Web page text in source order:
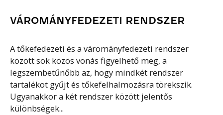
VÁROMÁNYFEDEZETI RENDSZER
A tőkefedezeti és a várományfedezeti rendszer
között sok közös vonás figyelhető meg, a
legszembetűnőbb az, hogy mindkét rendszer
tartalékot gyűjt és tőkefelhalmozásra törekszik.
Ugyanakkor a két rendszer között jelentős
különbségek...